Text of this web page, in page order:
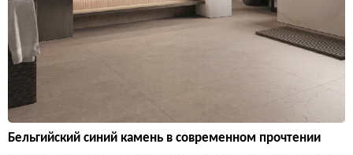
Бельгийский синий камень в современном прочтении